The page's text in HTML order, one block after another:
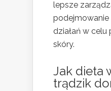
lepsze
działań w
skóry.
Jak dieta
trądzik